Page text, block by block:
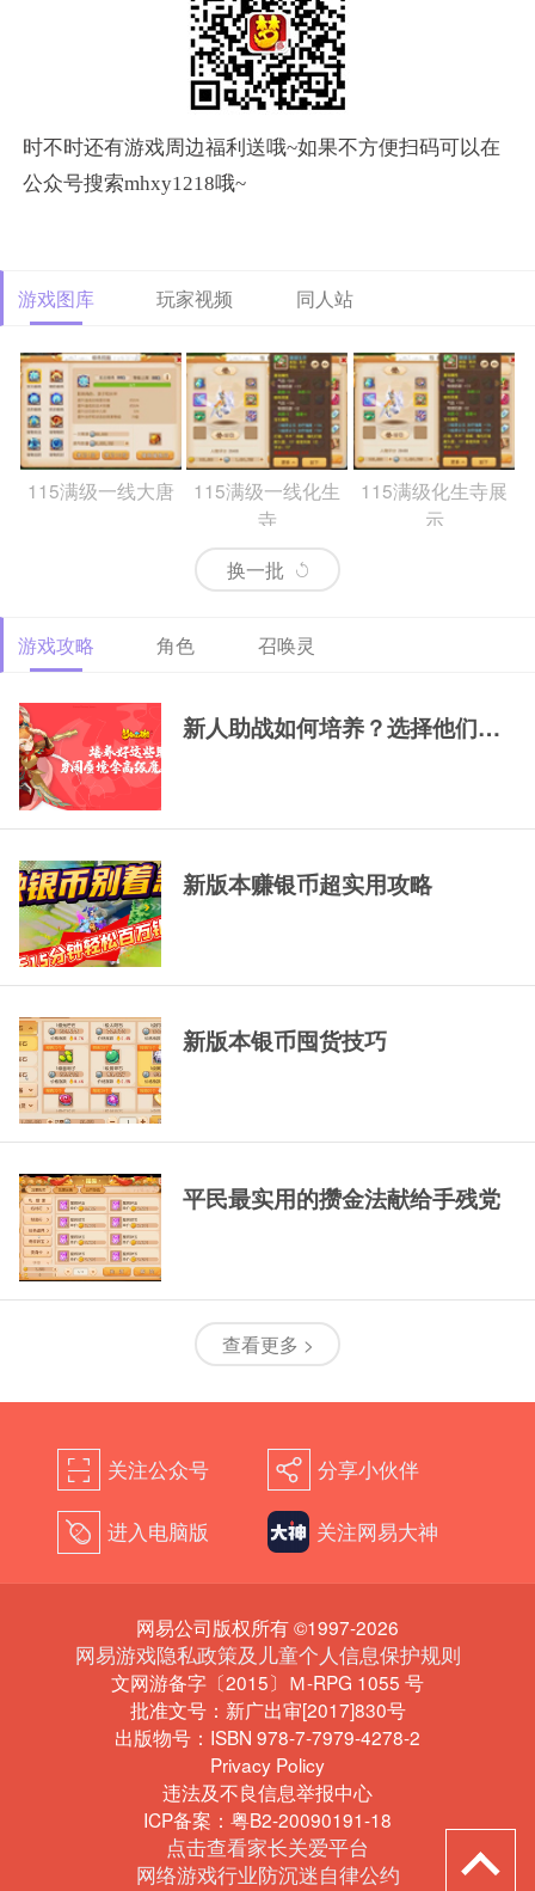
时不时还有游戏周边福利送哦~如果不方便扫码可以在
公众号搜索mhxy1218哦~
游戏图库 玩家视频 同人站
115满级一线大唐
115满级一线化生
寺
115满级化生寺展
示
示
示
换一批
游戏攻略 角色 召唤灵
新人助战如何培养？选择他们，一
新版本赚银币超实用攻略
新版本银币囤货技巧
平民最实用的攒金法献给手残党
查看更多 >
򰀁 关注公众号 򰀂 分享小伙伴
򰀄 进入电脑版 关注网易大神
网易公司版权所有 ©1997-2026
网易游戏隐私政策及儿童个人信息保护规则
文网游备字〔2015〕Ｍ-RPG 1055 号
批准文号：新广出审[2017]830号
出版物号：ISBN 978-7-7979-4278-2
Privacy Policy
违法及不良信息举报中心
ICP备案：粤B2-20090191-18
点击查看家长关爱平台
网络游戏行业防沉迷自律公约